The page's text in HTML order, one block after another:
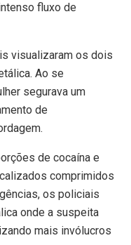
fluxo de
visualizaram os dois
Ao se
segurava um
de
de cocaína e
comprimidos
os policiais
onde a suspeita
mais invólucros